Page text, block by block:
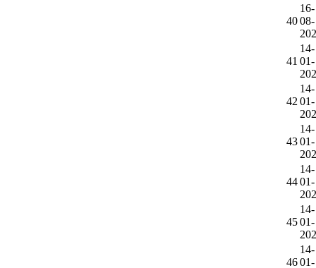
40
16-
08-
41
14-
01-
42
14-
01-
43
14-
01-
44
14-
01-
45
14-
01-
46
14-
01-